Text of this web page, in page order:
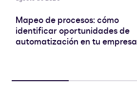
Mapeo de procesos: cómo
identificar oportunidades de
automatización en tu empresa